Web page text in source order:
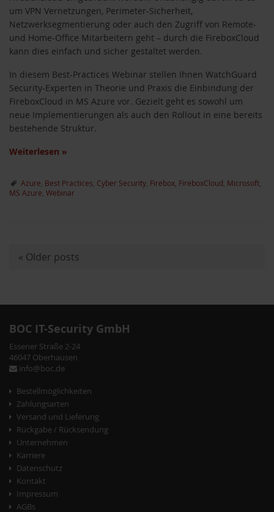
um VPN Vernetzungen, Perimeter-Sicherheit,
Netzwerksegmentierung oder auch den Zugriff von Remote-
und Home-Office Mitarbeitern geht – durch die FireboxCloud
kann dies einfach und sicher gestaltet werden.
In diesem Best-Practices Webinar stellen Ihnen WatchGuard
Security-Experten in Theorie und Praxis die Einbindung der
FireboxCloud in MS Azure vor. Gezielt geht es sowohl um
neue Implementierungen als auch den Rollout in eine bereits
bestehende Struktur.
Weiterlesen »
Azure Best Practices Cyber Security Firebox FireboxCloud Microsoft
MS Azure Webinar
s
t
N
a
i
g
a
t
i
o
« Older posts
BOC IT-Security GmbH
Essener Straße 2-24
46047 Oberhausen
info@boc.de
Bestellmöglichkeiten
Zahlungsarten
Versand und Lieferung
Rückgabe / Rücksendung
Unternehmen
Karriere
Datenschutz
Kontakt
Impressum
AGBs